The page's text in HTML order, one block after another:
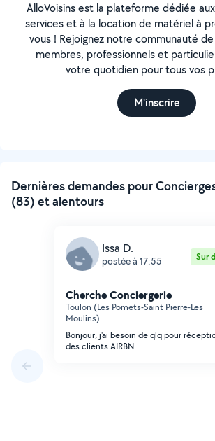
AlloVoisins est la plateforme dédiée
services et à la location de matériel à
vous ! Rejoignez notre communauté
membres, professionnels et
votre quotidien pour tous vos
M'inscrire
Dernières demandes pour
(83) et alentours
Issa D.
postée à 17:55 Sur
Cherche Conciergerie
Toulon (Les Pomets-Saint Pierre-Les
Moulins)
Bonjour, j'ai besoin de qlq pour
des clients AIRBN